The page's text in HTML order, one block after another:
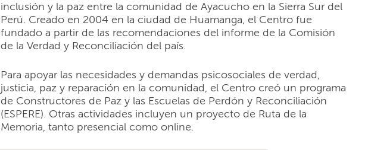
inclusión y la paz entre la comunidad de Ayacucho en la Sierra Sur del
Perú. Creado en 2004 en la ciudad de Huamanga, el Centro fue
fundado a partir de las recomendaciones del informe de la Comisión
de la Verdad y Reconciliación del país.
Para apoyar las necesidades y demandas psicosociales de verdad,
justicia, paz y reparación en la comunidad, el Centro creó un programa
de Constructores de Paz y las Escuelas de Perdón y Reconciliación
(ESPERE). Otras actividades incluyen un proyecto de Ruta de la
Memoria, tanto presencial como online.